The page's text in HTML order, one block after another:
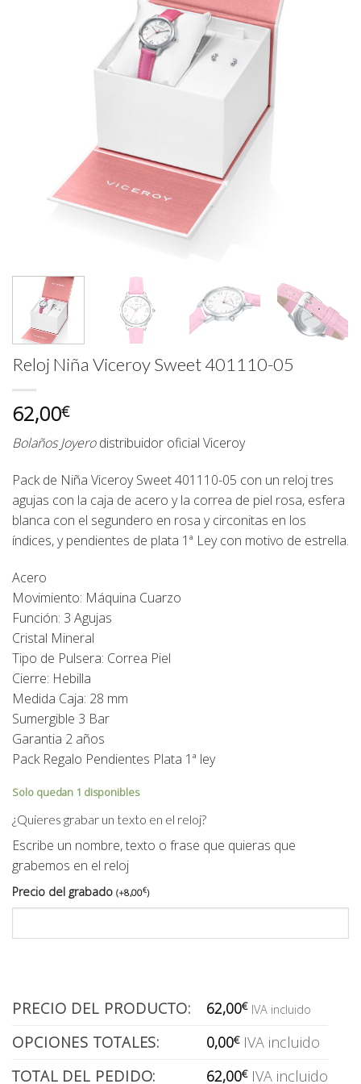
Reloj Niña Viceroy Sweet 401110-05
62,00€
Bolaños Joyerodistribuidor oficial Viceroy
Pack de Niña Viceroy Sweet 401110-05 con un reloj tres
agujas con la caja de acero y la correa de piel rosa, esfera
blanca con el segundero en rosa y circonitas en los
índices, y pendientes de plata 1ª Ley con motivo de estrella.
Acero
Movimiento: Máquina Cuarzo
Función: 3 Agujas
Cristal Mineral
Tipo de Pulsera: Correa Piel
Cierre: Hebilla
Medida Caja: 28 mm
Sumergible 3 Bar
Garantia 2 años
Pack Regalo Pendientes Plata 1ª ley
Solo quedan 1 disponibles
¿Quieres grabar un texto en el reloj?
Escribe un nombre, texto o frase que quieras que
grabemos en el reloj
Precio del grabado (+8,00€)
PRECIO DEL PRODUCTO: 62,00€ IVA incluido
OPCIONES TOTALES: 0,00€IVA incluido
TOTAL DEL PEDIDO:
62,00€IVA incluido